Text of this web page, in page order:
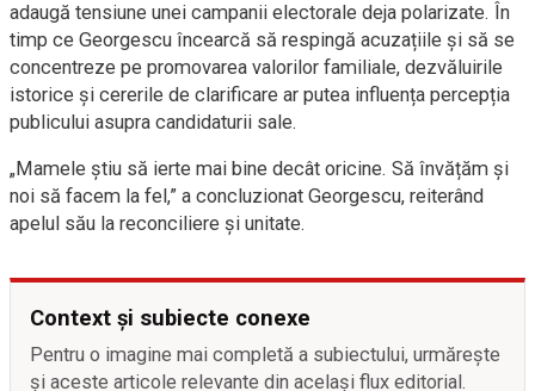
adaugă tensiune unei campanii electorale deja polarizate. În
timp ce Georgescu încearcă să respingă acuzațiile și să se
concentreze pe promovarea valorilor familiale, dezvăluirile
istorice și cererile de clarificare ar putea influența percepția
publicului asupra candidaturii sale.
„Mamele știu să ierte mai bine decât oricine. Să învățăm și
noi să facem la fel,” a concluzionat Georgescu, reiterând
apelul său la reconciliere și unitate.
Context și subiecte conexe
Pentru o imagine mai completă a subiectului, urmărește
și aceste articole relevante din același flux editorial.